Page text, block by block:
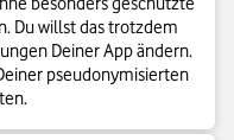
Du willst das trotzdem
Deiner App ändern.
pseudonymisierten